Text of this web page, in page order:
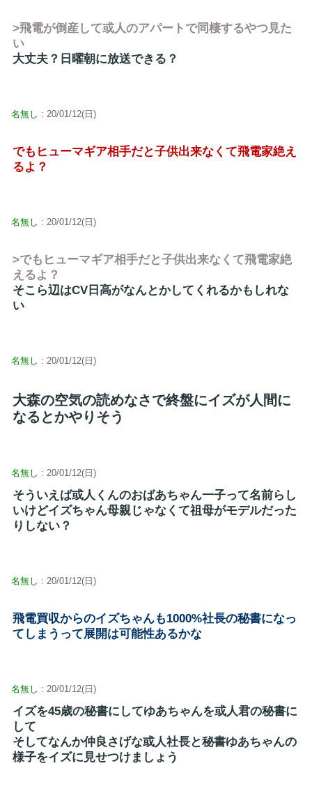
>飛電が倒産して或人のアパートで同棲するやつ見た
い
大丈夫？日曜朝に放送できる？
名無し : 20/01/12(日)
でもヒューマギア相手だと子供出来なくて飛電家絶え
るよ？
名無し : 20/01/12(日)
>でもヒューマギア相手だと子供出来なくて飛電家絶
えるよ？
そこら辺はCV日高がなんとかしてくれるかもしれな
い
名無し : 20/01/12(日)
大森の空気の読めなさで終盤にイズが人間に
なるとかやりそう
名無し : 20/01/12(日)
そういえば或人くんのおばあちゃん一子って名前らし
いけどイズちゃん母親じゃなくて祖母がモデルだった
りしない？
名無し : 20/01/12(日)
飛電買収からのイズちゃんも1000%社長の秘書になっ
てしまうって展開は可能性あるかな
名無し : 20/01/12(日)
イズを45歳の秘書にしてゆあちゃんを或人君の秘書に
して
そしてなんか仲良さげな或人社長と秘書ゆあちゃんの
様子をイズに見せつけましょう